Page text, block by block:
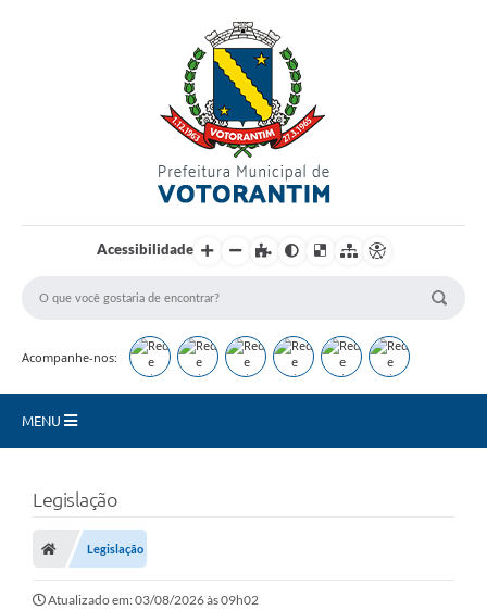
Acessibilidade
Acompanhe-nos:
MENU
Finanças
Carta de Serviços
Vagas PAT
Legislação
Legislação
Atualizado em: 03/08/2026 às 09h02